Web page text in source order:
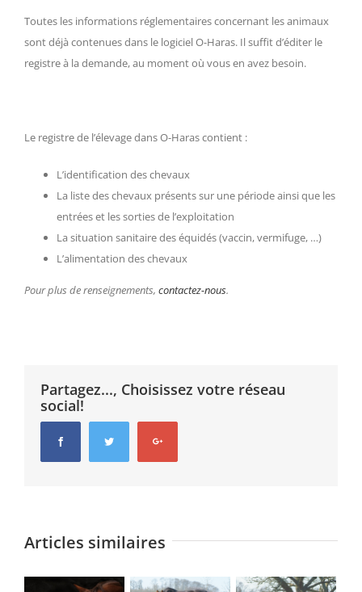
Toutes les informations réglementaires concernant les animaux
sont déjà contenues dans le logiciel O-Haras. Il suffit d’éditer le
registre à la demande, au moment où vous en avez besoin.
Le registre de l’élevage dans O-Haras contient :
L’identification des chevaux
La liste des chevaux présents sur une période ainsi que les
entrées et les sorties de l’exploitation
La situation sanitaire des équidés (vaccin, vermifuge, …)
L’alimentation des chevaux
Pour plus de renseignements, contactez-nous.
Partagez..., Choisissez votre réseau
social!
Twitter Google+
Articles similaires